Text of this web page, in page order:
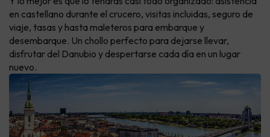
en castellano durante el crucero, visitas incluidas, seguro de
viaje, tasas y hasta maleteros para embarque y
desembarque. Un chollo perfecto para dejarse llevar,
disfrutar del Danubio y despertarse cada día en un lugar
nuevo.